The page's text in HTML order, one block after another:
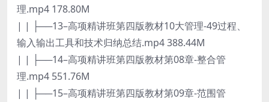
理.mp4 178.80M
| | ├──13–高项精讲班第四版教材10大管理-49过程、
输入输出工具和技术归纳总结.mp4 388.44M
| | ├──14–高项精讲班第四版教材第08章-整合管
理.mp4 551.76M
| | ├──15–高项精讲班第四版教材第09章-范围管